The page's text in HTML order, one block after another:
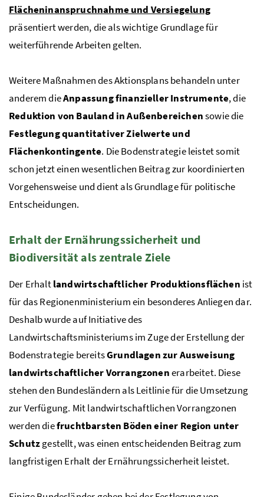
Flächeninanspruchnahme und Versiegelung
präsentiert werden, die als wichtige Grundlage für
weiterführende Arbeiten gelten.
Weitere Maßnahmen des Aktionsplans behandeln unter
anderem dieAnpassung finanzieller Instrumente, die
Reduktion von Bauland in Außenbereichensowie die
Festlegung quantitativer Zielwerte und
Flächenkontingente. Die Bodenstrategie leistet somit
schon jetzt einen wesentlichen Beitrag zur koordinierten
Vorgehensweise und dient als Grundlage für politische
Entscheidungen.
Erhalt der Ernährungssicherheit und
Biodiversität als zentrale Ziele
Der Erhaltlandwirtschaftlicher Produktionsflächen ist
für dasRegionenministeriumein besonderes Anliegen dar.
Deshalb wurde auf Initiative des
Landwirtschaftsministeriums im Zuge der Erstellung der
Bodenstrategie bereitsGrundlagen zur Ausweisung
landwirtschaftlicher Vorrangzonenerarbeitet. Diese
stehen den Bundesländern als Leitlinie für die Umsetzung
zur Verfügung. Mit landwirtschaftlichen Vorrangzonen
werden diefruchtbarsten Böden einer Region unter
Schutzgestellt, was einen entscheidenden Beitrag zum
langfristigen Erhalt der Ernährungssicherheit leistet.